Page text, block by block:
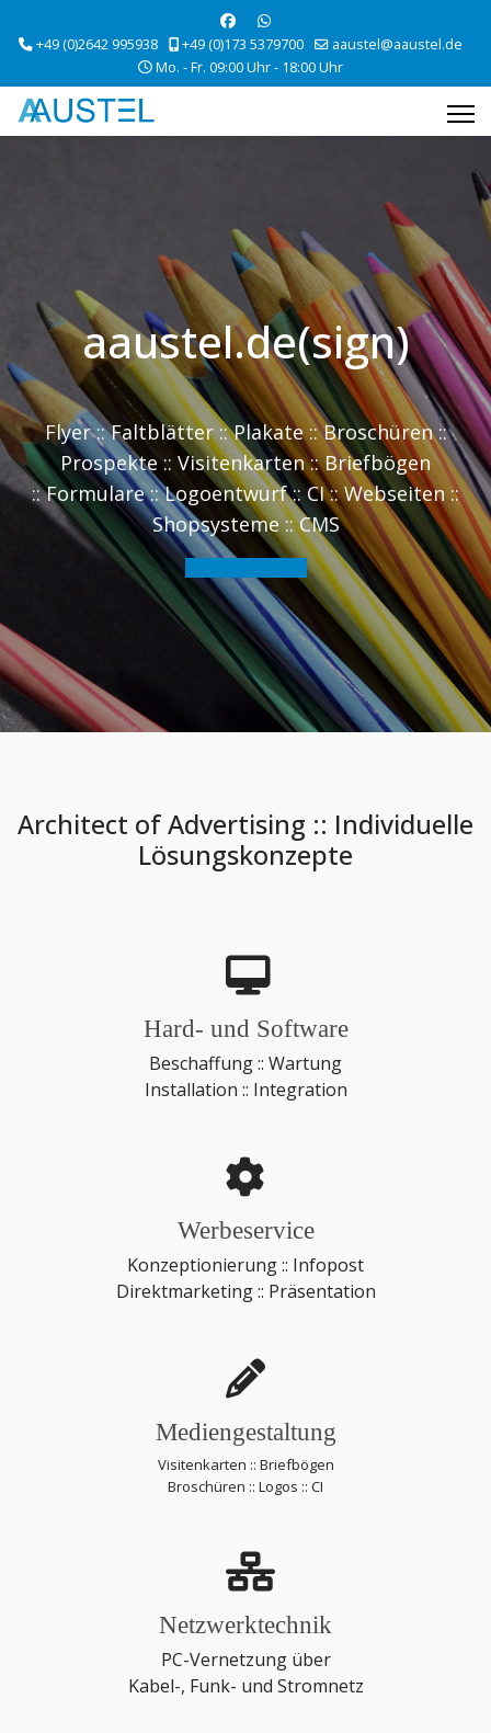
+49 (0)2642 995938 +49 (0)173 5379700
aaustel@aaustel.de
Mo. - Fr. 09:00 Uhr - 18:00 Uhr
aaustel.de(sign)
Flyer :: Faltblätter :: Plakate :: Broschüren ::
Prospekte :: Visitenkarten :: Briefbögen
:: Formulare :: Logoentwurf :: CI :: Webseiten ::
Shopsysteme :: CMS
Kontaktaufnahme
Architect of Advertising :: Individuelle
Lösungskonzepte
Hard- und Software
Beschaffung :: Wartung
Installation :: Integration
Werbeservice
Konzeptionierung :: Infopost
Direktmarketing :: Präsentation
Mediengestaltung
Visitenkarten :: Briefbögen
Broschüren :: Logos :: CI
Netzwerktechnik
PC-Vernetzung über
Kabel-, Funk- und Stromnetz